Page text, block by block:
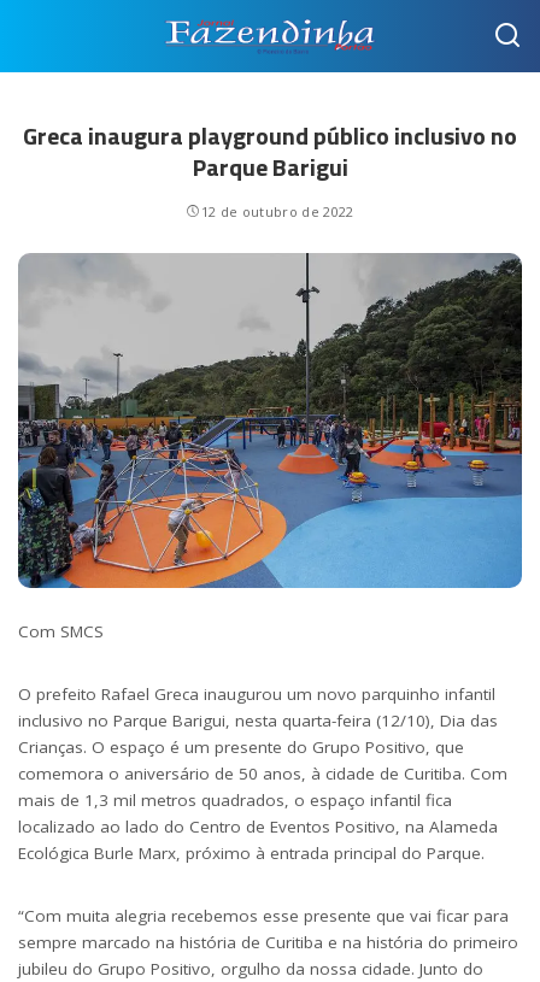
Greca inaugura playground público inclusivo no
Parque Barigui
12 de outubro de 2022
Com SMCS
O prefeito Rafael Greca inaugurou um novo parquinho infantil
inclusivo no Parque Barigui, nesta quarta-feira (12/10), Dia das
Crianças. O espaço é um presente do Grupo Positivo, que
comemora o aniversário de 50 anos, à cidade de Curitiba. Com
mais de 1,3 mil metros quadrados, o espaço infantil fica
localizado ao lado do Centro de Eventos Positivo, na Alameda
Ecológica Burle Marx, próximo à entrada principal do Parque.
“Com muita alegria recebemos esse presente que vai ficar para
sempre marcado na história de Curitiba e na história do primeiro
jubileu do Grupo Positivo, orgulho da nossa cidade. Junto do